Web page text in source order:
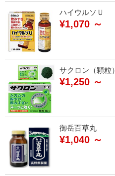
ハイウルソＵ
¥1,070 ～
サクロン（顆粒）
¥1,250 ～
御岳百草丸
¥1,040 ～